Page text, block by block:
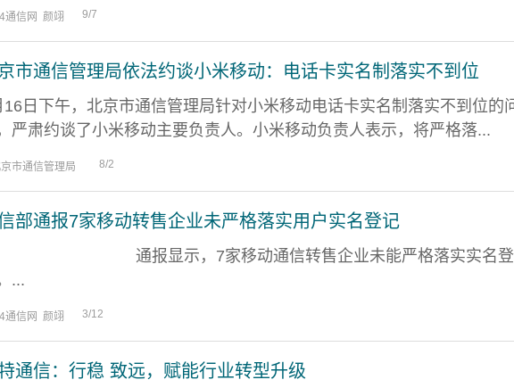
通信网 颜翊 9/7
市通信管理局依法约谈小米移动：电话卡实名制落实不到位
16日下午，北京市通信管理局针对小米移动电话卡实名制落实不到位的问
严肃约谈了小米移动主要负责人。小米移动负责人表示，将严格落...
市通信管理局 8/2
部通报7家移动转售企业未严格落实用户实名登记
通报显示，7家移动通信转售企业未能严格落实实名登
...
通信网 颜翊 3/12
通信：行稳 致远，赋能行业转型升级